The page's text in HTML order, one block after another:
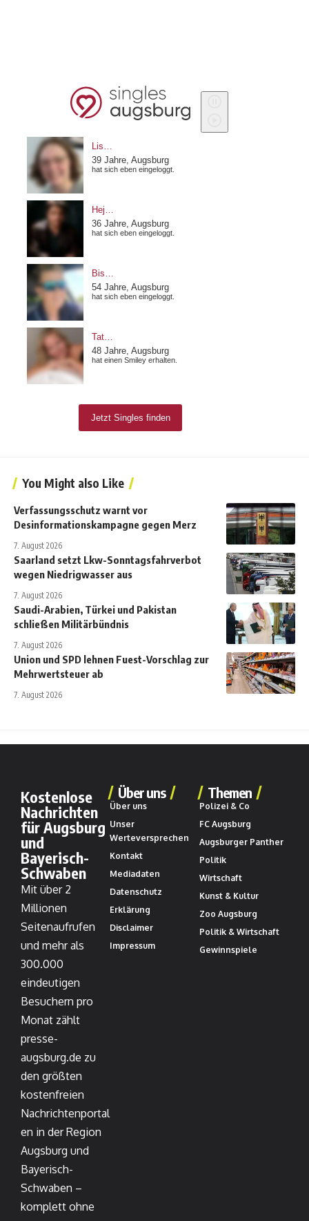
You Might also Like
Verfassungsschutz warnt vor
Desinformationskampagne gegen Merz
7. August 2026
Saarland setzt Lkw-Sonntagsfahrverbot
wegen Niedrigwasser aus
7. August 2026
Saudi-Arabien, Türkei und Pakistan
schließen Militärbündnis
7. August 2026
Union und SPD lehnen Fuest-Vorschlag zur
Mehrwertsteuer ab
7. August 2026
Kostenlose
Nachrichten
für Augsburg
und
Bayerisch-
Schwaben
Mit über 2
Millionen
Seitenaufrufen
und mehr als
300.000
eindeutigen
Besuchern pro
Monat zählt
presse-
augsburg.de zu
den größten
kostenfreien
Nachrichtenportal
en in der Region
Augsburg und
Bayerisch-
Schwaben –
komplett ohne
Über uns
Über uns
Unser
Werteversprechen
Kontakt
Mediadaten
Datenschutz
Erklärung
Disclaimer
Impressum
Themen
Polizei & Co
FC Augsburg
Augsburger Panther
Politik
Wirtschaft
Kunst & Kultur
Zoo Augsburg
Politik & Wirtschaft
Gewinnspiele